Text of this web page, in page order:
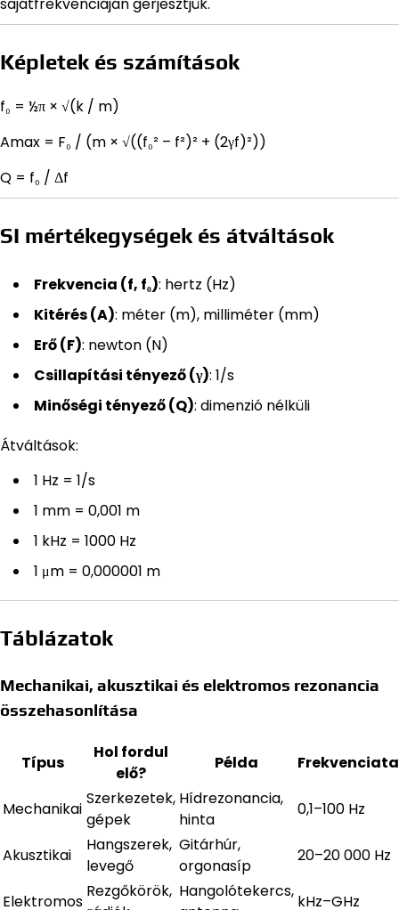
Képletek és számítások
f₀ = ½π × √(k / m)
Amax = F₀ / (m × √((f₀² – f²)² + (2γf)²))
Q = f₀ / Δf
SI mértékegységek és átváltások
Frekvencia (f, f₀): hertz (Hz)
Kitérés (A): méter (m), milliméter (mm)
Erő (F): newton (N)
Csillapítási tényező (γ): 1/s
Minőségi tényező (Q): dimenzió nélküli
Átváltások:
1 Hz = 1/s
1 mm = 0,001 m
1 kHz = 1000 Hz
1 μm = 0,000001 m
Táblázatok
Mechanikai, akusztikai és elektromos rezonancia
összehasonlítása
Típus
Hol fordul
elő?
Példa
Mechanikai
Szerkezetek,
gépek
Hídrezonancia,
hinta
0,1–100 Hz
Akusztikai
Hangszerek,
levegő
Gitárhúr,
orgonasíp
20–20 000 Hz
Elektromos
Rezgőkörök, Hangolótekercs,
kHz–GHz